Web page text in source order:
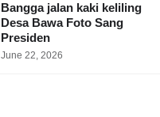
Bangga jalan kaki keliling
Desa Bawa Foto Sang
Presiden
June 22, 2026